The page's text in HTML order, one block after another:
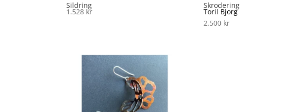
Sildring
1.528 kr
Skrodering
Toril Bjorg
2.500 kr